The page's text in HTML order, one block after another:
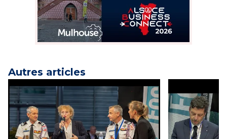
Autres articles